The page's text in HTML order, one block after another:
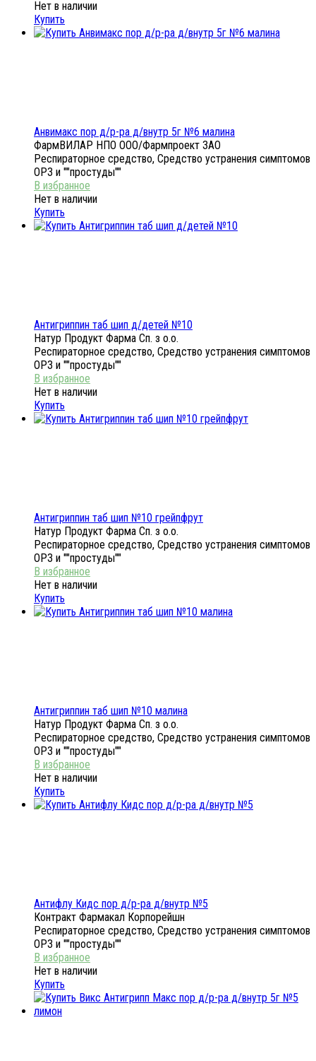
Нет в наличии
Купить
Анвимакс пор д/р-ра д/внутр 5г №6 малина
ФармВИЛАР НПО ООО/Фармпроект ЗАО
Респираторное средство, Средство устранения симптомов
ОРЗ и ""простуды""
Нет в наличии
Купить
Антигриппин таб шип д/детей №10
Натур Продукт Фарма Сп. з о.о.
Респираторное средство, Средство устранения симптомов
ОРЗ и ""простуды""
Нет в наличии
Купить
Антигриппин таб шип №10 грейпфрут
Натур Продукт Фарма Сп. з о.о.
Респираторное средство, Средство устранения симптомов
ОРЗ и ""простуды""
Нет в наличии
Купить
Антигриппин таб шип №10 малина
Натур Продукт Фарма Сп. з о.о.
Респираторное средство, Средство устранения симптомов
ОРЗ и ""простуды""
Нет в наличии
Купить
Антифлу Кидс пор д/р-ра д/внутр №5
Контракт Фармакал Корпорейшн
Респираторное средство, Средство устранения симптомов
ОРЗ и ""простуды""
Нет в наличии
Купить